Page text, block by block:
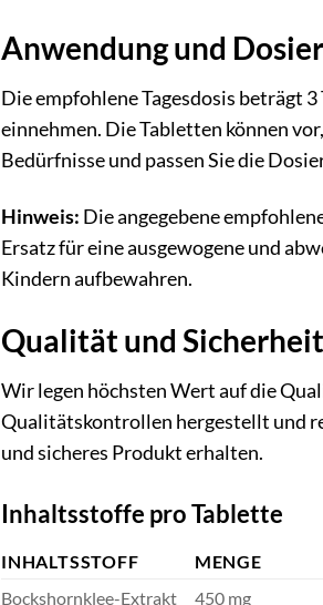
Anwendung und
Die empfohlene Tagesdosis beträgt
einnehmen. Die Tabletten können
Bedürfnisse und passen Sie die
Hinweis: Die angegebene
Ersatz für eine ausgewogene und
Kindern aufbewahren.
Qualität und Sicherheit
Wir legen höchsten Wert auf die
Qualitätskontrollen hergestellt und
und sicheres Produkt erhalten.
Inhaltsstoffe pro Tablette
INHALTSSTOFF
MENGE
Bockshornklee-Extrakt
450 mg